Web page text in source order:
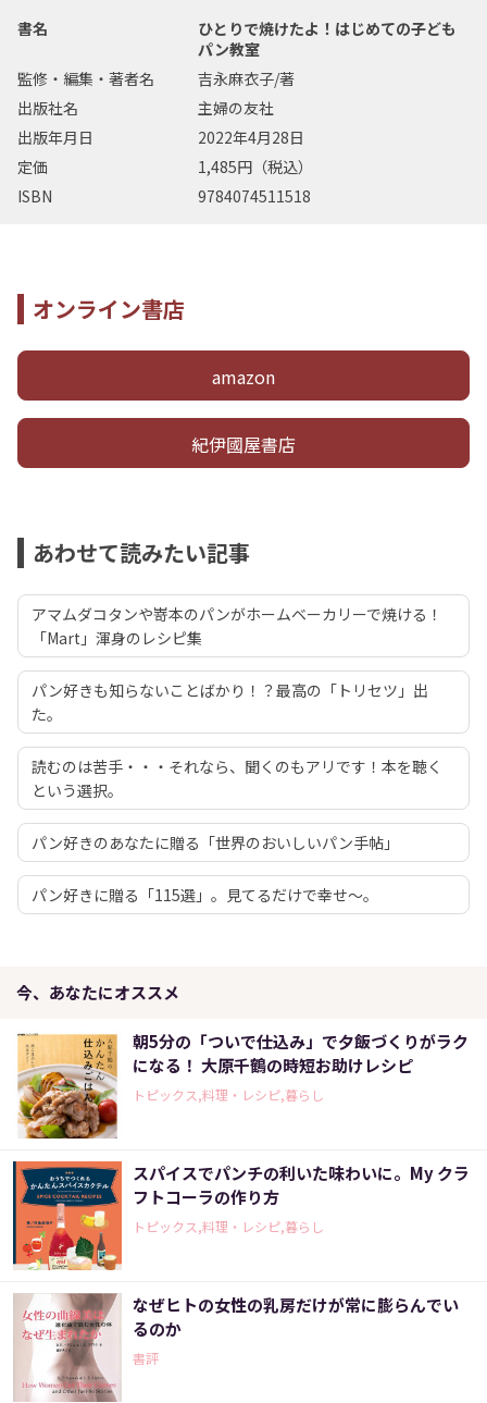
書名
ひとりで焼けたよ！はじめての子ども
パン教室
監修・編集・著者名
吉永麻衣子/著
出版社名
主婦の友社
出版年月日
2022年4月28日
定価
1,485円（税込）
ISBN
9784074511518
オンライン書店
amazon
紀伊國屋書店
あわせて読みたい記事
アマムダコタンや嵜本のパンがホームベーカリーで焼ける！
「Mart」渾身のレシピ集
パン好きも知らないことばかり！？最高の「トリセツ」出
た。
読むのは苦手・・・それなら、聞くのもアリです！本を聴く
という選択。
パン好きのあなたに贈る「世界のおいしいパン手帖」
パン好きに贈る「115選」。見てるだけで幸せ～。
今、あなたにオススメ
朝5分の「ついで仕込み」で夕飯づくりがラク
になる！ 大原千鶴の時短お助けレシピ
トピックス,料理・レシピ,暮らし
スパイスでパンチの利いた味わいに。My クラ
フトコーラの作り方
トピックス,料理・レシピ,暮らし
なぜヒトの女性の乳房だけが常に膨らんでい
るのか
書評